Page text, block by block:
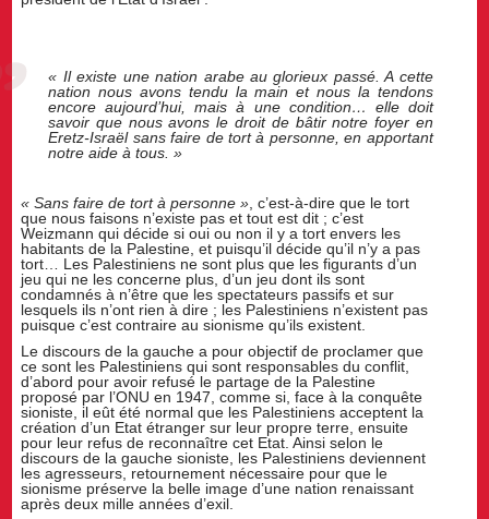
« Il existe une nation arabe au glorieux passé. A cette
nation nous avons tendu la main et nous la tendons
encore aujourd’hui, mais à une condition… elle doit
savoir que nous avons le droit de bâtir notre foyer en
Eretz-Israël sans faire de tort à personne, en apportant
notre aide à tous. »
« Sans faire de tort à personne » , c’est-à-dire que le tort
que nous faisons n’existe pas et tout est dit ; c’est
Weizmann qui décide si oui ou non il y a tort envers les
habitants de la Palestine, et puisqu’il décide qu’il n’y a pas
tort… Les Palestiniens ne sont plus que les figurants d’un
jeu qui ne les concerne plus, d’un jeu dont ils sont
condamnés à n’être que les spectateurs passifs et sur
lesquels ils n’ont rien à dire ; les Palestiniens n’existent pas
puisque c’est contraire au sionisme qu’ils existent.
Le discours de la gauche a pour objectif de proclamer que
ce sont les Palestiniens qui sont responsables du conflit,
d’abord pour avoir refusé le partage de la Palestine
proposé par l’ONU en 1947, comme si, face à la conquête
sioniste, il eût été normal que les Palestiniens acceptent la
création d’un Etat étranger sur leur propre terre, ensuite
pour leur refus de reconnaître cet Etat. Ainsi selon le
discours de la gauche sioniste, les Palestiniens deviennent
les agresseurs, retournement nécessaire pour que le
sionisme préserve la belle image d’une nation renaissant
après deux mille années d’exil.